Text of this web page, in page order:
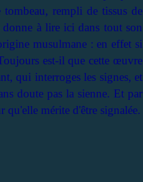
rempli de tissus de
à lire ici dans tout son
musulmane : en effet si
est-il que cette œuvre
qui interroges les signes, et
doute pas la sienne. Et par
qu'elle mérite d'être signalée.